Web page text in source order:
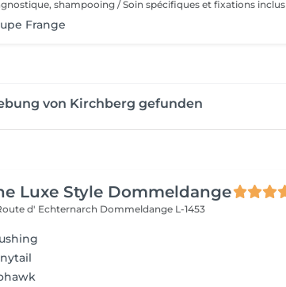
shampooing / Soin spécifiques et fixations inclus
Frange
von Kirchberg gefunden
Luxe Style Dommeldange
d' Echternarch Dommeldange L-1453